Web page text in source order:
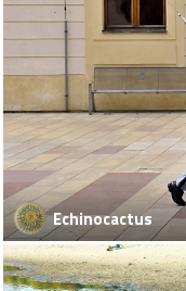
Echinocactus